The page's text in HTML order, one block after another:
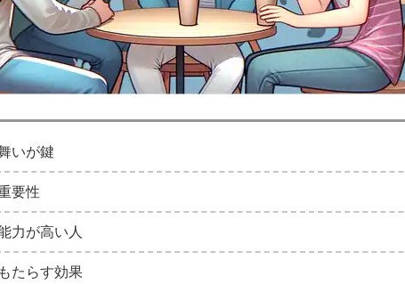
いが鍵
要性
力が高い人
たらす効果